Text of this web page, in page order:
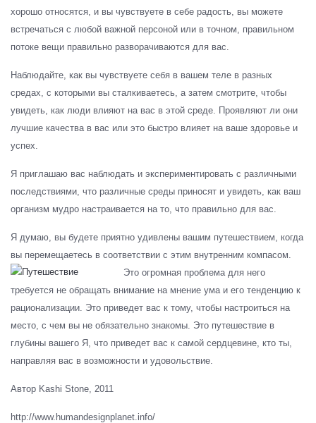
хорошо относятся, и вы чувствуете в себе радость, вы можете
встречаться с любой важной персоной или в точном, правильном
потоке вещи правильно разворачиваются для вас.
Наблюдайте, как вы чувствуете себя в вашем теле в разных
средах, с которыми вы сталкиваетесь, а затем смотрите, чтобы
увидеть, как люди влияют на вас в этой среде. Проявляют ли они
лучшие качества в вас или это быстро влияет на ваше здоровье и
успех.
Я приглашаю вас наблюдать и экспериментировать с различными
последствиями, что различные среды приносят и увидеть, как ваш
организм мудро настраивается на то, что правильно для вас.
Я думаю, вы будете приятно удивлены вашим путешествием, когда
вы перемещаетесь в соответствии с этим внутренним компасом.
Это огромная проблема для него
требуется не обращать внимание на мнение ума и его тенденцию к
рационализации. Это приведет вас к тому, чтобы настроиться на
место, с чем вы не обязательно знакомы. Это путешествие в
глубины вашего Я, что приведет вас к самой сердцевине, кто ты,
направляя вас в возможности и удовольствие.
Автор Kashi Stone, 2011
http://www.humandesignplanet.info/